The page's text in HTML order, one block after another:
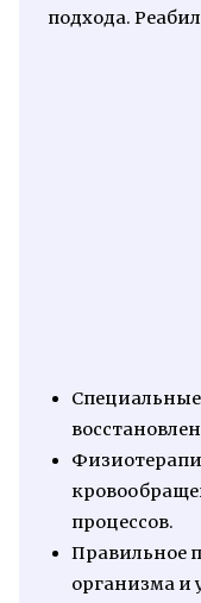
подхода.
процессов.
Правильное
организма и